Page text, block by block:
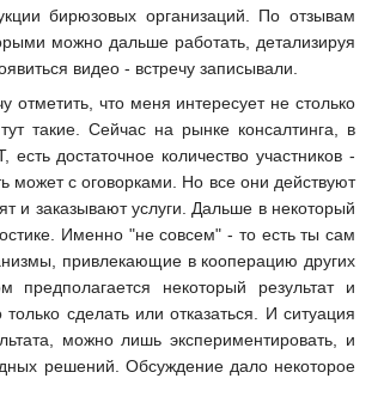
бирюзовых организаций. По отзывам
можно дальше работать, детализируя
видео - встречу записывали.
отметить, что меня интересует не столько
такие. Сейчас на рынке консалтинга, в
достаточное количество участников -
с оговорками. Но все они действуют
и заказывают услуги. Дальше в некоторый
Именно "не совсем" - то есть ты сам
привлекающие в кооперацию других
некоторый результат и
сделать или отказаться. И ситуация
можно лишь экспериментировать, и
решений. Обсуждение дало некоторое